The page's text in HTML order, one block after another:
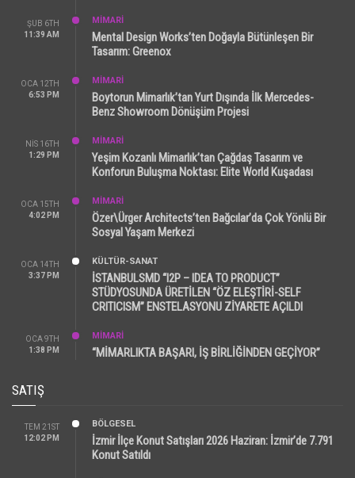
ŞUB 6TH
11:39 AM
MİMARİ
Mental Design Works’ten Doğayla Bütünleşen Bir
Tasarım: Greenox
OCA 12TH
6:53 PM
MİMARİ
Boytorun Mimarlık’tan Yurt Dışında İlk Mercedes-
Benz Showroom Dönüşüm Projesi
NIS 16TH
1:29 PM
MİMARİ
Yeşim Kozanlı Mimarlık’tan Çağdaş Tasarım ve
Konforun Buluşma Noktası: Elite World Kuşadası
OCA 15TH
4:02 PM
MİMARİ
Özer\Ürger Architects’ten Bağcılar’da Çok Yönlü Bir
Sosyal Yaşam Merkezi
OCA 14TH
3:37 PM
KÜLTÜR-SANAT
İSTANBULSMD “I2P – IDEA TO PRODUCT”
STÜDYOSUNDA ÜRETİLEN “ÖZ ELEŞTİRİ-SELF
CRITICISM” ENSTELASYONU ZİYARETE AÇILDI
OCA 9TH
1:38 PM
MİMARİ
“MİMARLIKTA BAŞARI, İŞ BİRLİĞİNDEN GEÇİYOR”
SATIŞ
TEM 21ST
12:02 PM
BÖLGESEL
İzmir İlçe Konut Satışları 2026 Haziran: İzmir’de 7.791
Konut Satıldı